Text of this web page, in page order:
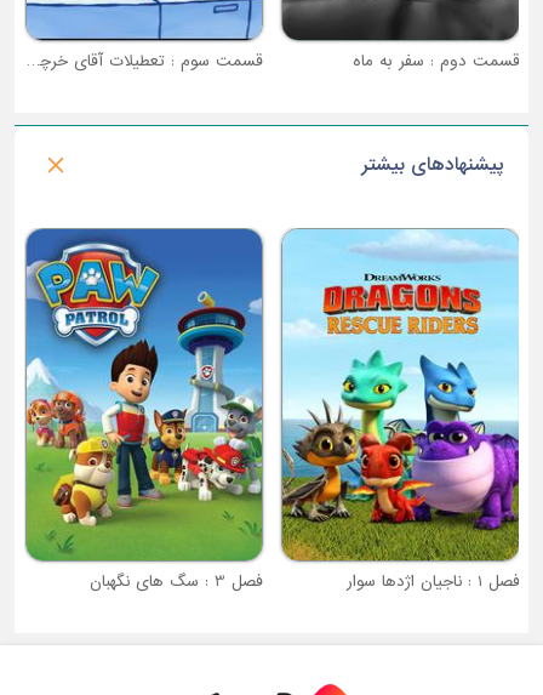
قسمت دوم : سفر به ماه قسمت سوم : تعطیلات آقای خرچنگ
پیشنهادهای بیشتر
فصل 1 : ناجیان اژدها سوار فصل 3 : سگ های نگهبان